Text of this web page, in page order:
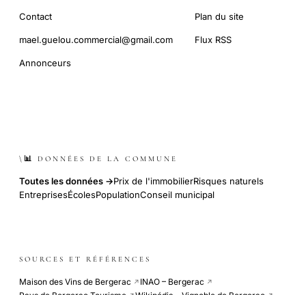
Contact
mael.guelou.commercial@gmail.com
Annonceurs
Plan du site
Flux RSS
\📊 DONNÉES DE LA COMMUNE
Toutes les données →Prix de l'immobilierRisques naturels
EntreprisesÉcolesPopulationConseil municipal
SOURCES ET RÉFÉRENCES
Maison des Vins de Bergerac ↗ INAO – Bergerac ↗